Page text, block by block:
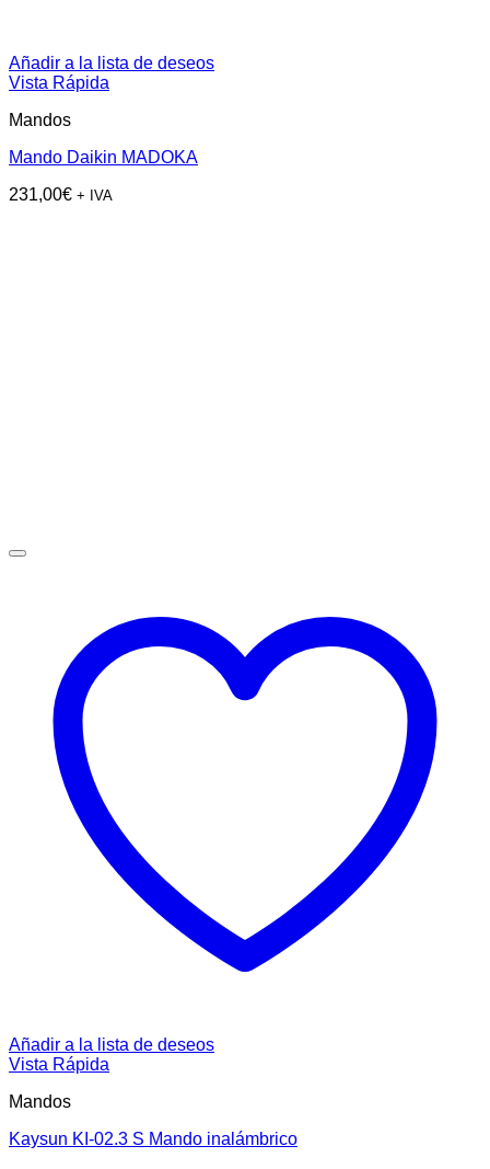
Añadir a la lista de deseos
Vista Rápida
Mandos
Mando Daikin MADOKA
231,00€ + IVA
Añadir a la lista de deseos
Vista Rápida
Mandos
Kaysun KI-02.3 S Mando inalámbrico